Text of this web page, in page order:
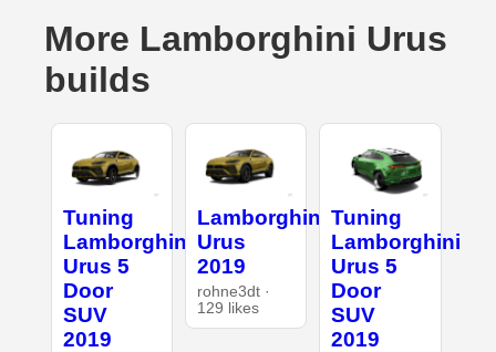
More Lamborghini Urus
builds
Tuning
Lamborghini
Urus 5
Door
SUV
2019
Lamborghini
Urus
2019
rohne3dt ·
129 likes
Tuning
Lamborghini
Urus 5
Door
SUV
2019